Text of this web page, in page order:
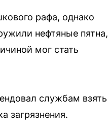
рафа, однако
нефтяные пятна,
мог стать
службам взять
загрязнения.